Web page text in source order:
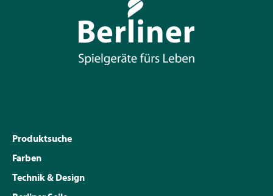
Produktsuche
Farben
Technik & Design